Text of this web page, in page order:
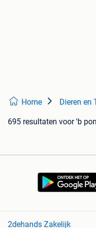
Home Dieren en
695 resultaten voor 'b
2dehands Zakelijk